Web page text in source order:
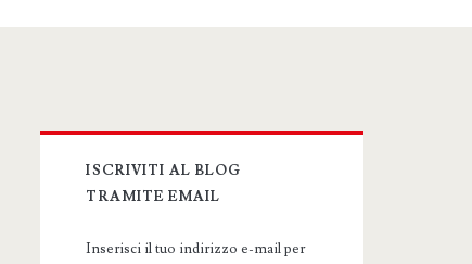
Primary
Sidebar
ISCRIVITI AL BLOG
TRAMITE EMAIL
Inserisci il tuo indirizzo e-mail per